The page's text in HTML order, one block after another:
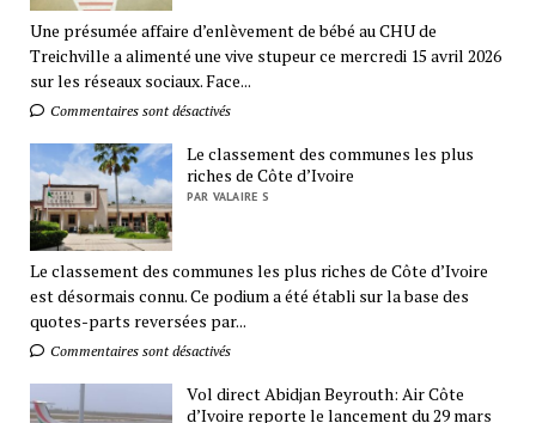
Une présumée affaire d’enlèvement de bébé au CHU de
Treichville a alimenté une vive stupeur ce mercredi 15 avril 2026
sur les réseaux sociaux. Face...
Commentaires sont désactivés
Le classement des communes les plus
riches de Côte d’Ivoire
PAR VALAIRE S
Le classement des communes les plus riches de Côte d’Ivoire
est désormais connu. Ce podium a été établi sur la base des
quotes-parts reversées par...
Commentaires sont désactivés
Vol direct Abidjan Beyrouth: Air Côte
d’Ivoire reporte le lancement du 29 mars